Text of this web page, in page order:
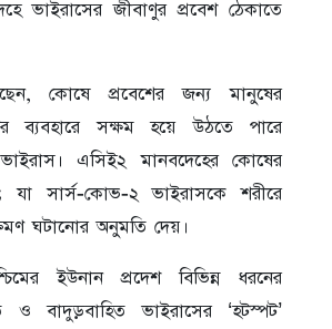
ভাইরাসের জীবাণুর প্রবেশ ঠেকাতে
কোষে প্রবেশের জন্য মানুষের
ব্যবহারে সক্ষম হয়ে উঠতে পারে
এসিই২ মানবদেহের কোষের
যা সার্স-কোভ-২ ভাইরাসকে শরীরে
ঘটানোর অনুমতি দেয়।
ইউনান প্রদেশ বিভিন্ন ধরনের
ও বাদুড়বাহিত ভাইরাসের ‘হটস্পট’